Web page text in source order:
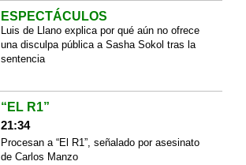
ESPECTÁCULOS
Luis de Llano explica por qué aún no ofrece
una disculpa pública a Sasha Sokol tras la
sentencia
“EL R1”
21:34
Procesan a “El R1”, señalado por asesinato
de Carlos Manzo